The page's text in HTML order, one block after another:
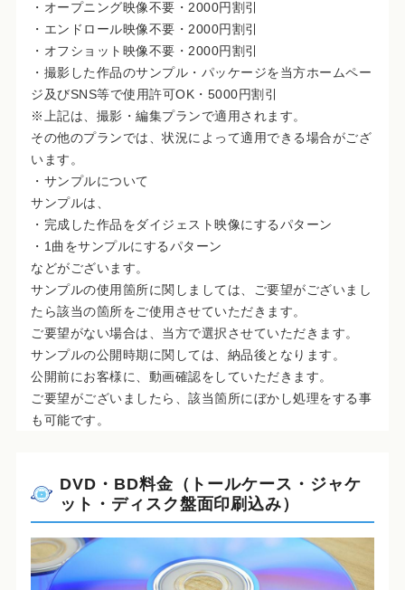
・オープニング映像不要・2000円割引
・エンドロール映像不要・2000円割引
・オフショット映像不要・2000円割引
・撮影した作品のサンプル・パッケージを当方ホームペー
ジ及びSNS等で使用許可OK・5000円割引
※上記は、撮影・編集プランで適用されます。
その他のプランでは、状況によって適用できる場合がござ
います。
・サンプルについて
サンプルは、
・完成した作品をダイジェスト映像にするパターン
・1曲をサンプルにするパターン
などがございます。
サンプルの使用箇所に関しましては、ご要望がございまし
たら該当の箇所をご使用させていただきます。
ご要望がない場合は、当方で選択させていただきます。
サンプルの公開時期に関しては、納品後となります。
公開前にお客様に、動画確認をしていただきます。
ご要望がございましたら、該当箇所にぼかし処理をする事
も可能です。
DVD・BD料金（トールケース・ジャケ
ット・ディスク盤面印刷込み）